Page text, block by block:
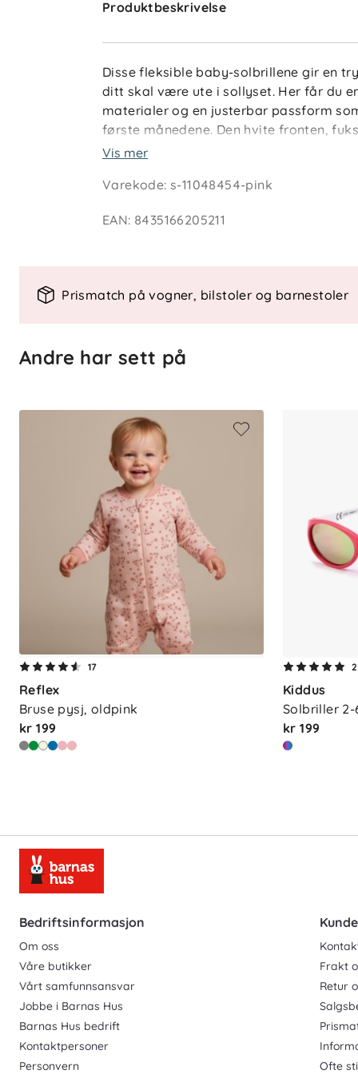
Produktbeskrivelse
Disse fleksible baby-solbrillene gir en
ditt skal være ute i sollyset. Her får du
materialer og en justerbar passform
første månedene. Den hvite fronten,
lekent uttrykk som passer både
Nøkkelfunksjoner
UV400-filter som blokkerer UVA-,
Designet for babyer fra 0–24
Alder: 0–24 måneder.
Materiale: Fleksibel plast med myk
Vis mer
Varekode:s-11048454-pink
EAN: 8435166205211
Prismatch på vogner, bilstoler og barnestoler
Andre har sett på
17
Reflex
Bruse pysj, oldpink
kr 199
2
Kiddus
Solbriller
kr 199
Bedriftsinformasjon
Om oss
Våre butikker
Vårt samfunnsansvar
Jobbe i Barnas Hus
Barnas Hus bedrift
Kontaktpersoner
Personvern
Frakt
Retur
Ofte